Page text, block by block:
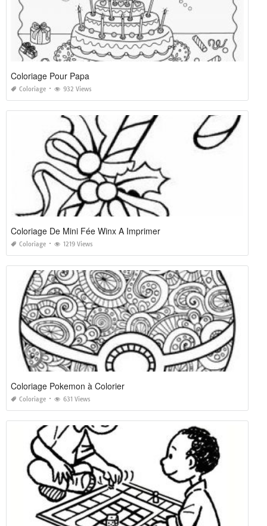
Coloriage Pour Papa
Coloriage 932 Views
Coloriage De Mini Fée Winx A Imprimer
Coloriage 1219 Views
Coloriage Pokemon à Colorier
Coloriage 631 Views